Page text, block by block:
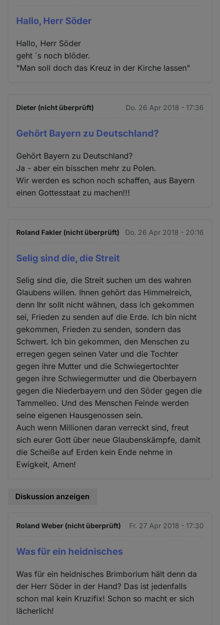
Hallo, Herr Söder
Hallo, Herr Söder
geht ´s noch blöder.
"Man soll doch das Kreuz in der Kirche lassen"
Dieter (nicht überprüft) Do. 26 Apr 2018 - 17:36
Gehört Bayern zu Deutschland?
Gehört Bayern zu Deutschland?
Ja - aber ein bisschen mehr zu Polen.
Wir werden es schon noch schaffen, aus Bayern
einen Gottesstaat zu machen!!!
Roland Fakler (nicht überprüft) Do. 26 Apr 2018 - 20:16
Selig sind die, die Streit
Selig sind die, die Streit suchen um des wahren
Glaubens willen. Ihnen gehört das Himmelreich,
denn Ihr sollt nicht wähnen, dass ich gekommen
sei, Frieden zu senden auf die Erde. Ich bin nicht
gekommen, Frieden zu senden, sondern das
Schwert. Ich bin gekommen, den Menschen zu
erregen gegen seinen Vater und die Tochter
gegen ihre Mutter und die Schwiegertochter
gegen ihre Schwiegermutter und die Oberbayern
gegen die Niederbayern und den Söder gegen die
Tammelleo. Und des Menschen Feinde werden
seine eigenen Hausgenossen sein.
Auch wenn Millionen daran verreckt sind, freut
sich eurer Gott über neue Glaubenskämpfe, damit
die Scheiße auf Erden kein Ende nehme in
Ewigkeit, Amen!
Diskussion anzeigen
Roland Weber (nicht überprüft) Fr. 27 Apr 2018 - 17:30
Was für ein heidnisches
Was für ein heidnisches Brimborium hält denn da
der Herr Söder in der Hand? Das ist jedenfalls
schon mal kein Kruzifix! Schon so macht er sich
lächerlich!